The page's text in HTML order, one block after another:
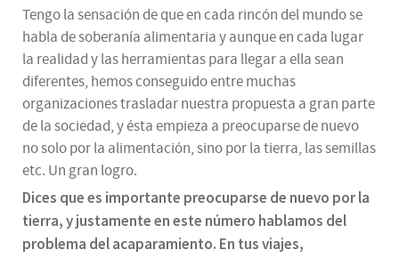
Tengo la sensación de que en cada rincón del mundo se
habla de soberanía alimentaria y aunque en cada lugar
la realidad y las herramientas para llegar a ella sean
diferentes, hemos conseguido entre muchas
organizaciones trasladar nuestra propuesta a gran parte
de la sociedad, y ésta empieza a preocuparse de nuevo
no solo por la alimentación, sino por la tierra, las semillas
etc. Un gran logro.
Dices que es importante preocuparse de nuevo por la
tierra, y justamente en este número hablamos del
problema del acaparamiento. En tus viajes,